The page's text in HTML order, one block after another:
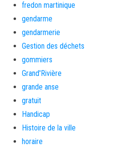
fredon martinique
gendarme
gendarmerie
Gestion des déchets
gommiers
Grand'Rivière
grande anse
gratuit
Handicap
Histoire de la ville
horaire